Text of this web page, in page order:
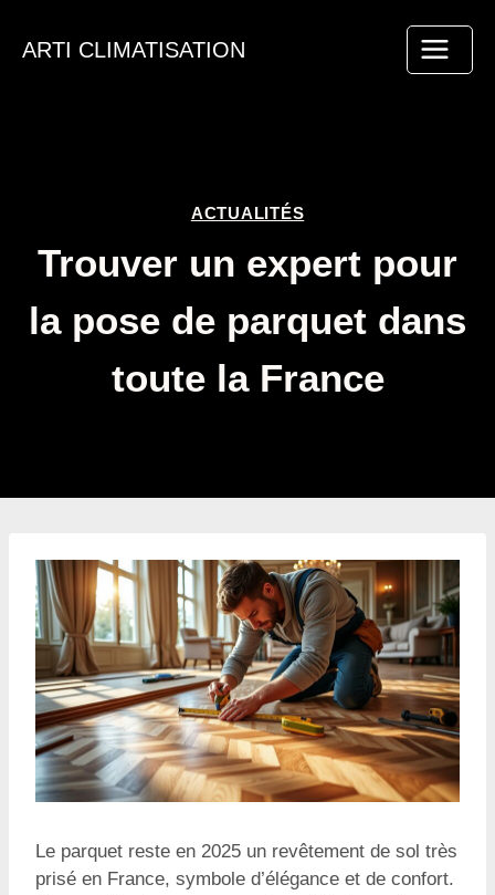
ARTI CLIMATISATION
ACTUALITÉS
Trouver un expert pour
la pose de parquet dans
toute la France
Le parquet reste en 2025 un revêtement de sol très
prisé en France, symbole d’élégance et de confort.